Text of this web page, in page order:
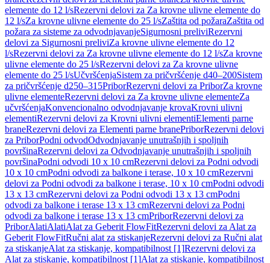
elemente do 12 l/sRezervni delovi za Za krovne ulivne elemente do
12 l/sZa krovne ulivne elemente do 25 l/sZaštita od požaraZaštita od
požara za sisteme za odvodnjavanjeSigurnosni preliviRezervni
delovi za Sigurnosni preliviZa krovne ulivne elemente do 12
l/sRezervni delovi za Za krovne ulivne elemente do 12 l/sZa krovne
ulivne elemente do 25 l/sRezervni delovi za Za krovne ulivne
elemente do 25 l/sUčvršćenjaSistem za pričvršćenje d40–200Sistem
za pričvršćenje d250–315PriborRezervni delovi za PriborZa krovne
ulivne elementeRezervni delovi za Za krovne ulivne elementeZa
učvršćenjaKonvencionalno odvodnjavanje krovaKrovni ulivni
elementiRezervni delovi za Krovni ulivni elementiElementi parne
braneRezervni delovi za Elementi parne branePriborRezervni delovi
za PriborPodni odvodOdvodnjavanje unutrašnjih i spoljnih
površinaRezervni delovi za Odvodnjavanje unutrašnjih i spoljnih
površinaPodni odvodi 10 x 10 cmRezervni delovi za Podni odvodi
10 x 10 cmPodni odvodi za balkone i terase, 10 x 10 cmRezervni
delovi za Podni odvodi za balkone i terase, 10 x 10 cmPodni odvodi
13 x 13 cmRezervni delovi za Podni odvodi 13 x 13 cmPodni
odvodi za balkone i terase 13 x 13 cmRezervni delovi za Podni
odvodi za balkone i terase 13 x 13 cmPriborRezervni delovi za
PriborAlatiAlatiAlat za Geberit FlowFitRezervni delovi za Alat za
Geberit FlowFitRučni alat za stiskanjeRezervni delovi za Ručni alat
za stiskanjeAlat za stiskanje, kompatibilnost [1]Rezervni delovi za
Alat za stiskanje, kompatibilnost [1]Alat za stiskanje, kompatibilnost